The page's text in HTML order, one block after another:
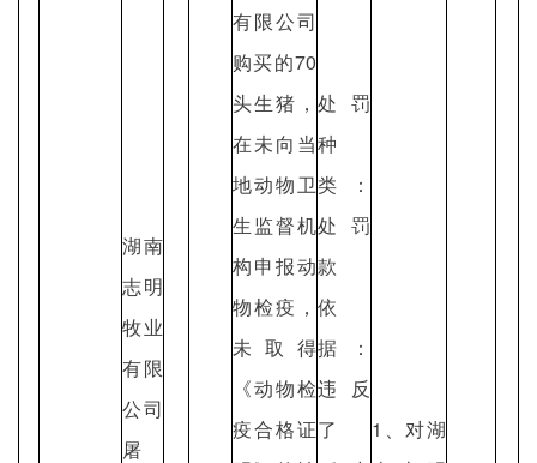
湖南
志明
牧业
有限
公司
屠
有限公司
购买的70
头生猪，
在未向当
地动物卫
生监督机
构申报动
物检疫，
未取得
《动物检
疫合格证
处罚
种
类：
处罚
款
依
据：
违反
了
1、对湖